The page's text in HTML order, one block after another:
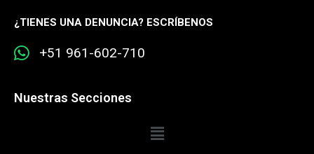
¿TIENES UNA DENUNCIA? ESCRÍBENOS
+51 961-602-710
Nuestras Secciones